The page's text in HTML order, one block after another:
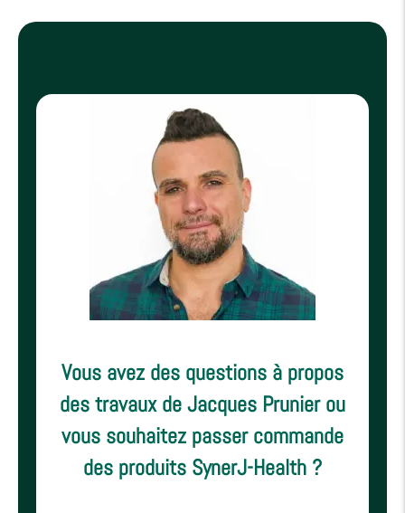
Vous avez des questions à propos
des travaux de Jacques Prunier ou
vous souhaitez passer commande
des produits SynerJ-Health ?